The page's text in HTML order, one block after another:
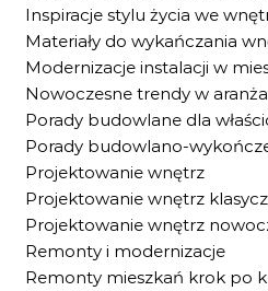
Inspiracje stylu życia we
Materiały do wykańczania
Modernizacje instalacji w
Nowoczesne trendy w
Porady budowlane dla
Porady budowlano-
Projektowanie wnętrz
Projektowanie wnętrz
Projektowanie wnętrz
Remonty i modernizacje
Remonty mieszkań krok po